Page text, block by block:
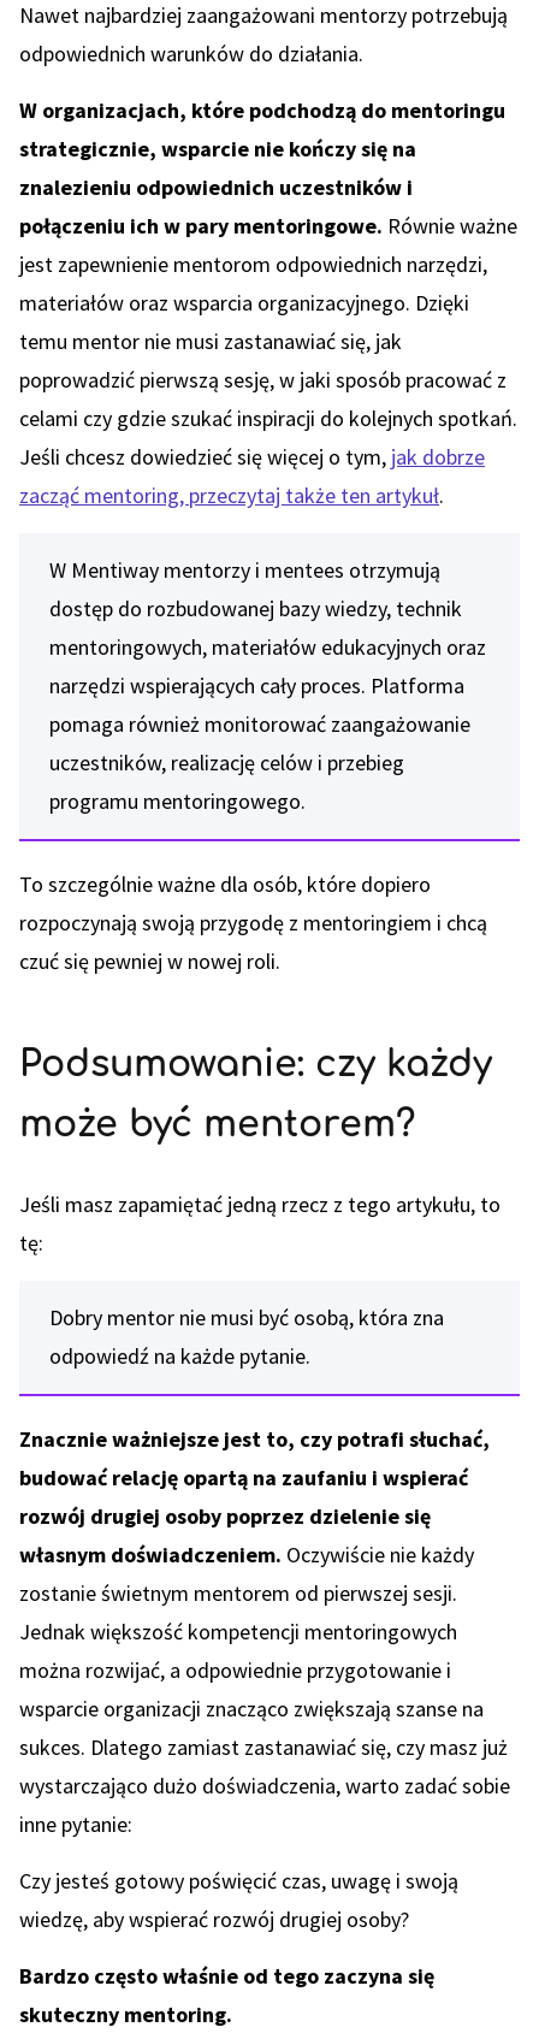
Nawet najbardziej zaangażowani mentorzy potrzebują
odpowiednich warunków do działania.
W organizacjach, które podchodzą do mentoringu
strategicznie, wsparcie nie kończy się na
znalezieniu odpowiednich uczestników i
połączeniu ich w pary mentoringowe. Równie ważne
jest zapewnienie mentorom odpowiednich narzędzi,
materiałów oraz wsparcia organizacyjnego. Dzięki
temu mentor nie musi zastanawiać się, jak
poprowadzić pierwszą sesję, w jaki sposób pracować z
celami czy gdzie szukać inspiracji do kolejnych spotkań.
Jeśli chcesz dowiedzieć się więcej o tym, jak dobrze
zacząć mentoring, przeczytaj także ten artykuł.
W Mentiway mentorzy i mentees otrzymują
dostęp do rozbudowanej bazy wiedzy, technik
mentoringowych, materiałów edukacyjnych oraz
narzędzi wspierających cały proces. Platforma
pomaga również monitorować zaangażowanie
uczestników, realizację celów i przebieg
programu mentoringowego.
To szczególnie ważne dla osób, które dopiero
rozpoczynają swoją przygodę z mentoringiem i chcą
czuć się pewniej w nowej roli.
Podsumowanie: czy każdy
może być mentorem?
Jeśli masz zapamiętać jedną rzecz z tego artykułu, to
tę:
Dobry mentor nie musi być osobą, która zna
odpowiedź na każde pytanie.
Znacznie ważniejsze jest to, czy potrafi słuchać,
budować relację opartą na zaufaniu i wspierać
rozwój drugiej osoby poprzez dzielenie się
własnym doświadczeniem. Oczywiście nie każdy
zostanie świetnym mentorem od pierwszej sesji.
Jednak większość kompetencji mentoringowych
można rozwijać, a odpowiednie przygotowanie i
wsparcie organizacji znacząco zwiększają szanse na
sukces. Dlatego zamiast zastanawiać się, czy masz już
wystarczająco dużo doświadczenia, warto zadać sobie
inne pytanie:
Czy jesteś gotowy poświęcić czas, uwagę i swoją
wiedzę, aby wspierać rozwój drugiej osoby?
Bardzo często właśnie od tego zaczyna się
skuteczny mentoring.